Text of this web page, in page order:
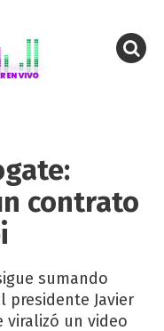
contrato
sumando
presidente Javier
viralizó un video